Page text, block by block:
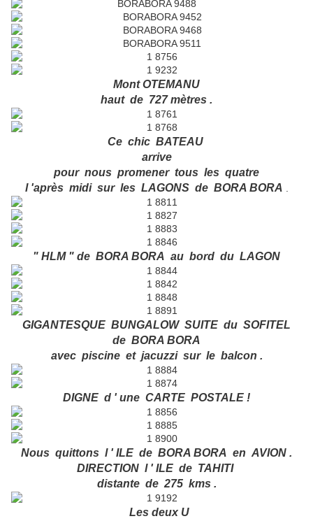
Mont OTEMANU
haut de 727 mètres .
Ce chic BATEAU
arrive
pour nous promener tous les quatre
l 'après midi sur les LAGONS de BORA BORA
" HLM " de BORA BORA au bord du LAGON
GIGANTESQUE BUNGALOW SUITE du SOFITEL
de BORA BORA
avec piscine et jacuzzi sur le balcon .
DIGNE d ' une CARTE POSTALE !
Nous quittons l ' ILE de BORA BORA en AVION .
DIRECTION l ' ILE de TAHITI
distante de 275 kms .
Les deux U